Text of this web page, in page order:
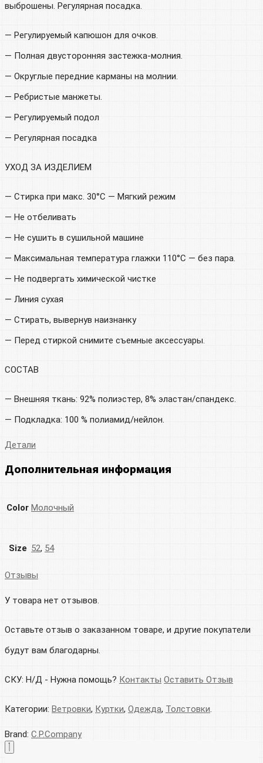
выброшены. Регулярная посадка.
— Регулируемый капюшон для очков.
— Полная двусторонняя застежка-молния.
— Округлые передние карманы на молнии.
— Ребристые манжеты.
— Регулируемый подол
— Регулярная посадка
УХОД ЗА ИЗДЕЛИЕМ
— Стирка при макс. 30°C — Мягкий режим
— Не отбеливать
— Не сушить в сушильной машине
— Максимальная температура глажки 110°C — без пара.
— Не подвергать химической чистке
— Линия сухая
— Стирать, вывернув наизнанку
— Перед стиркой снимите съемные аксессуары.
СОСТАВ
— Внешняя ткань: 92% полиэстер, 8% эластан/спандекс.
— Подкладка: 100 % полиамид/нейлон.
Детали
Дополнительная информация
Color Молочный
Size 52, 54
Отзывы
У товара нет отзывов.
Оставьте отзыв о заказанном товаре, и другие покупатели
будут вам благодарны.
СКУ: Н/Д - Нужна помощь? Контакты Оставить Отзыв
Категории: Ветровки, Куртки, Одежда, Толстовки
Brand: C.P.Company